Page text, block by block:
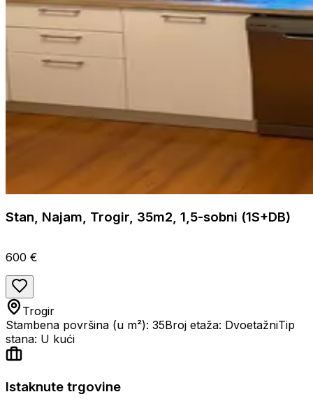
Stan, Najam, Trogir, 35m2, 1,5-sobni (1S+DB)
600 €
Trogir
Stambena površina (u m²): 35Broj etaža: DvoetažniTip
stana: U kući
Istaknute trgovine